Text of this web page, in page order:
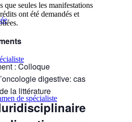
de spécialiste
que seules les manifestations
ont été demandés et
:Colloque
digestive: cas
la littérature